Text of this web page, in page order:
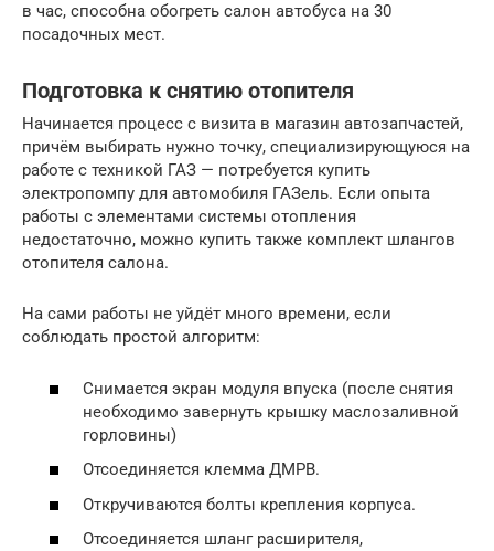
в час, способна обогреть салон автобуса на 30
посадочных мест.
Подготовка к снятию отопителя
Начинается процесс с визита в магазин автозапчастей,
причём выбирать нужно точку, специализирующуюся на
работе с техникой ГАЗ — потребуется купить
электропомпу для автомобиля ГАЗель. Если опыта
работы с элементами системы отопления
недостаточно, можно купить также комплект шлангов
отопителя салона.
На сами работы не уйдёт много времени, если
соблюдать простой алгоритм:
Снимается экран модуля впуска (после снятия
необходимо завернуть крышку маслозаливной
горловины)
Отсоединяется клемма ДМРВ.
Откручиваются болты крепления корпуса.
Отсоединяется шланг расширителя,